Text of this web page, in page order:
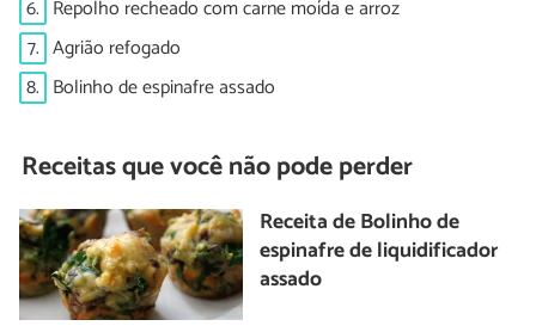
6. Repolho recheado com carne moída e arroz
7. Agrião refogado
8. Bolinho de espinafre assado
Receitas que você não pode perder
Receita de Bolinho de
espinafre de liquidificador
assado